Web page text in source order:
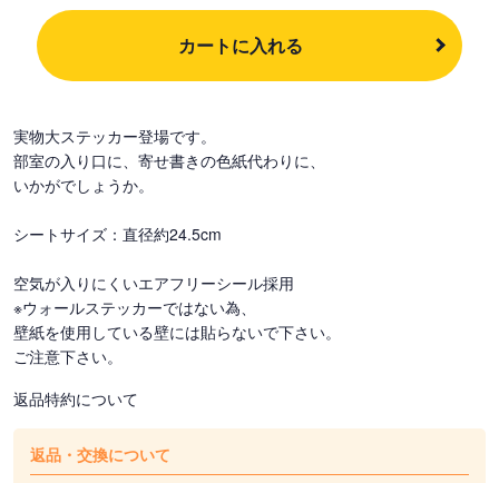
カートに入れる
実物大ステッカー登場です。
部室の入り口に、寄せ書きの色紙代わりに、
いかがでしょうか。
シートサイズ：直径約24.5cm
空気が入りにくいエアフリーシール採用
※ウォールステッカーではない為、
壁紙を使用している壁には貼らないで下さい。
ご注意下さい。
返品特約について
返品・交換について